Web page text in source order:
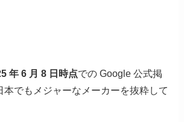
年 6 月 8 日時点での Google 公式掲
本でもメジャーなメーカーを抜粋して